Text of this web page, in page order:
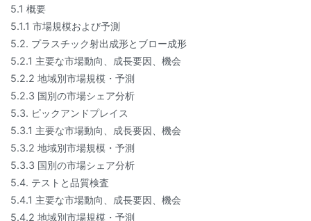
5.1 概要
5.1.1 市場規模および予測
5.2. プラスチック射出成形とブロー成形
5.2.1 主要な市場動向、成長要因、機会
5.2.2 地域別市場規模・予測
5.2.3 国別の市場シェア分析
5.3. ピックアンドプレイス
5.3.1 主要な市場動向、成長要因、機会
5.3.2 地域別市場規模・予測
5.3.3 国別の市場シェア分析
5.4. テストと品質検査
5.4.1 主要な市場動向、成長要因、機会
5.4.2 地域別市場規模・予測